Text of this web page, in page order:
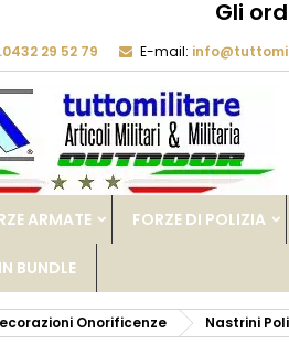
Gli
29 52 79 E-mail:
ARMATE FORZE DI POLIZIA
BUNDLE
Onorificenze Nastrini